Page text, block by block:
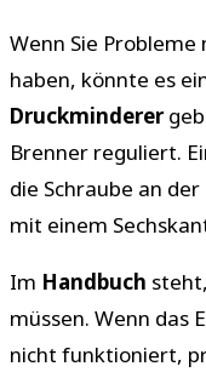
Wenn Sie
haben, könnte es
Druckminderer
Brenner reguliert.
die Schraube an
mit einem
Im Handbuch
müssen. Wenn das
nicht funktioniert,